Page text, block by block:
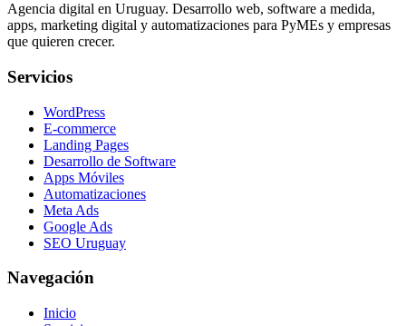
Agencia digital en Uruguay. Desarrollo web, software a medida,
apps, marketing digital y automatizaciones para PyMEs y empresas
que quieren crecer.
Servicios
WordPress
E-commerce
Landing Pages
Desarrollo de Software
Apps Móviles
Automatizaciones
Meta Ads
Google Ads
SEO Uruguay
Navegación
Inicio